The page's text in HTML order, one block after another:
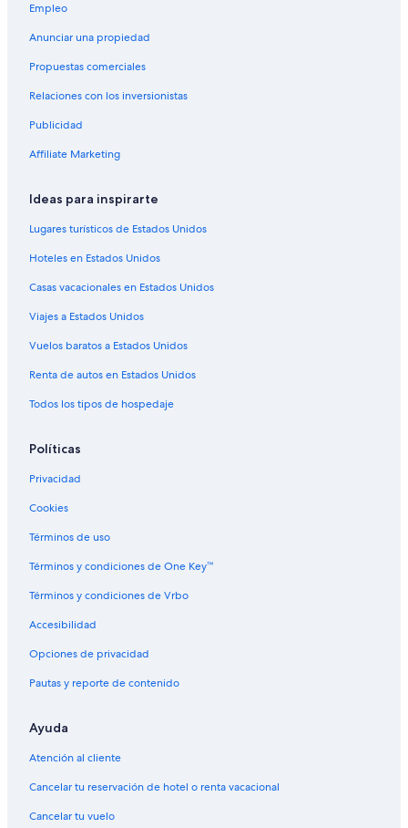
Empleo
Anunciar una propiedad
Propuestas comerciales
Relaciones con los inversionistas
Publicidad
Affiliate Marketing
Ideas para inspirarte
Lugares turísticos de Estados Unidos
Hoteles en Estados Unidos
Casas vacacionales en Estados Unidos
Viajes a Estados Unidos
Vuelos baratos a Estados Unidos
Renta de autos en Estados Unidos
Todos los tipos de hospedaje
Políticas
Privacidad
Cookies
Términos de uso
Términos y condiciones de One Key™
Términos y condiciones de Vrbo
Accesibilidad
Opciones de privacidad
Pautas y reporte de contenido
Ayuda
Atención al cliente
Cancelar tu reservación de hotel o renta vacacional
Cancelar tu vuelo